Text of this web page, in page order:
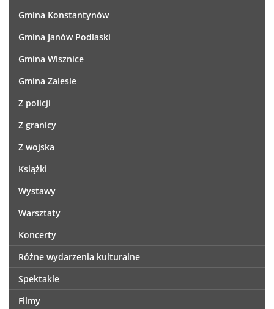
Gmina Konstantynów
Gmina Janów Podlaski
Gmina Wisznice
Gmina Zalesie
Z policji
Z granicy
Z wojska
Książki
Wystawy
Warsztaty
Koncerty
Różne wydarzenia kulturalne
Spektakle
Filmy